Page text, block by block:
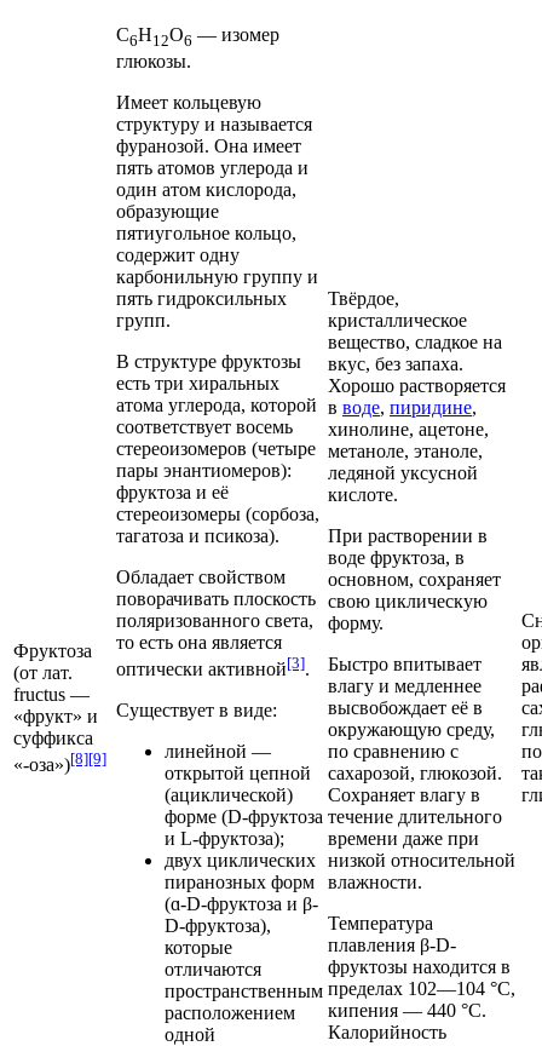
Фруктоза
(от лат.
fructus —
«фрукт» и
суффикса
«-оза»)[8][9]
С6Н12O6 — изомер
глюкозы.
Имеет кольцевую
структуру и называется
фуранозой. Она имеет
пять атомов углерода и
один атом кислорода,
образующие
пятиугольное кольцо,
содержит одну
карбонильную группу и
пять гидроксильных
групп.
В структуре фруктозы
есть три хиральных
атома углерода, которой
соответствует восемь
стереоизомеров (четыре
пары энантиомеров):
фруктоза и её
стереоизомеры (сорбоза,
тагатоза и псикоза).
Обладает свойством
поворачивать плоскость
поляризованного света,
то есть она является
оптически активной[3].
Существует в виде:
линейной —
открытой цепной
(ациклической)
форме (D-фруктоза
и L-фруктоза);
двух циклических
пиранозных форм
(ɑ-D-фруктоза и β-
D-фруктоза),
которые
отличаются
пространственным
расположением
одной
Твёрдое,
кристаллическое
вещество, сладкое на
вкус, без запаха.
Хорошо растворяется
в воде, пиридине,
хинолине, ацетоне,
метаноле, этаноле,
ледяной уксусной
кислоте.
При растворении в
воде фруктоза, в
основном, сохраняет
свою циклическую
форму.
Быстро впитывает
влагу и медленнее
высвобождает её в
окружающую среду,
по сравнению с
сахарозой, глюкозой.
Сохраняет влагу в
течение длительного
времени даже при
низкой относительной
влажности.
Температура
плавления β-D-
фруктозы находится в
пределах 102—104 °C,
кипения — 440 °C.
Калорийность